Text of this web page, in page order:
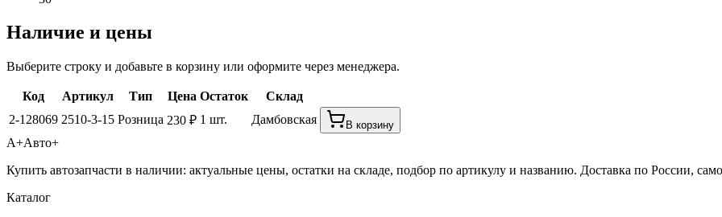
Наличие и цены
Выберите строку и добавьте в корзину или оформите через менеджера.
Код Артикул Тип Цена Остаток
Склад
2-128069 2510-3-15 Розница 230 ₽ 1 шт. Дамбовская В корзину
А+Авто+
Купить автозапчасти в наличии: актуальные цены, остатки на складе, подбор по артикулу и названию. Доставка по России,
Каталог